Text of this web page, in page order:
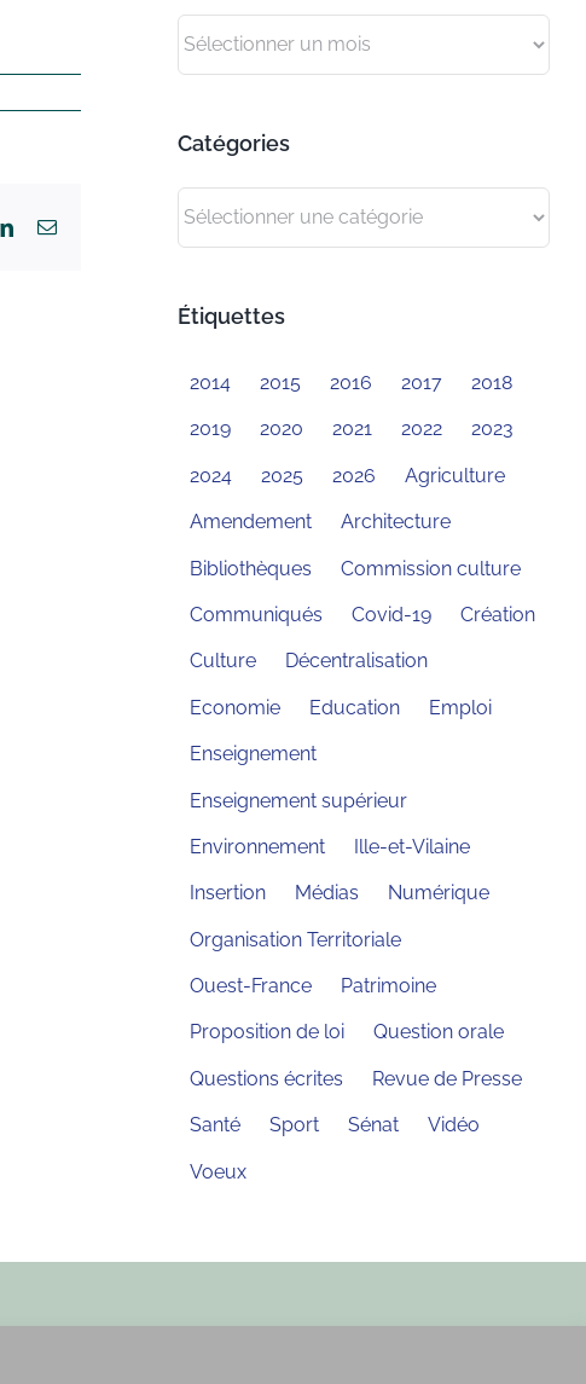
LinkedInEmail
Archives
Catégories
Catégories
Étiquettes
2014 2015 2016 2017 2018
2019 2020 2021 2022 2023
2024 2025 2026 Agriculture
Amendement Architecture
Bibliothèques Commission culture
Communiqués Covid-19 Création
Culture Décentralisation
Economie Education Emploi
Enseignement
Enseignement supérieur
Environnement Ille-et-Vilaine
Insertion Médias Numérique
Organisation Territoriale
Ouest-France Patrimoine
Proposition de loi Question orale
Questions écrites Revue de Presse
Santé Sport Sénat Vidéo
Voeux